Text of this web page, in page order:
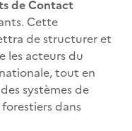
de Contact
Cette
de structurer et
les acteurs du
tout en
systèmes de
dans